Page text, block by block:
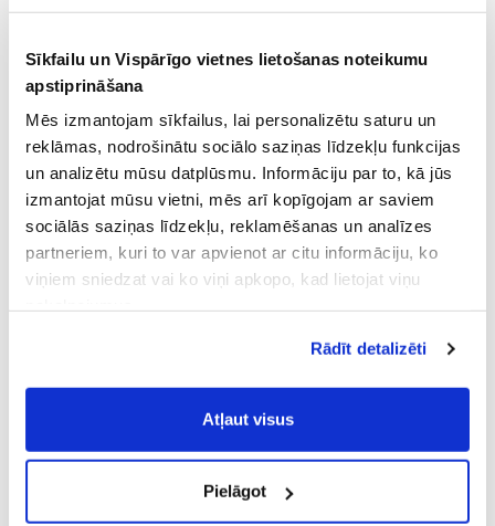
Sīkfailu un Vispārīgo vietnes lietošanas noteikumu
apstiprināšana
Mēs izmantojam sīkfailus, lai personalizētu saturu un
reklāmas, nodrošinātu sociālo saziņas līdzekļu funkcijas
un analizētu mūsu datplūsmu. Informāciju par to, kā jūs
izmantojat mūsu vietni, mēs arī kopīgojam ar saviem
sociālās saziņas līdzekļu, reklamēšanas un analīzes
partneriem, kuri to var apvienot ar citu informāciju, ko
viņiem sniedzat vai ko viņi apkopo, kad lietojat viņu
Vispārīgiem vietnes lietošanas
noteikumiem(saīsināti - VVLN).
Rādīt detalizēti
Atļaut visus
Pielāgot